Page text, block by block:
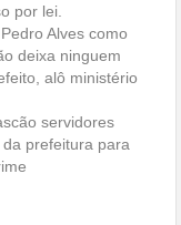
por lei.
Alves como
deixa ninguem
alô ministério
servidores
prefeitura para